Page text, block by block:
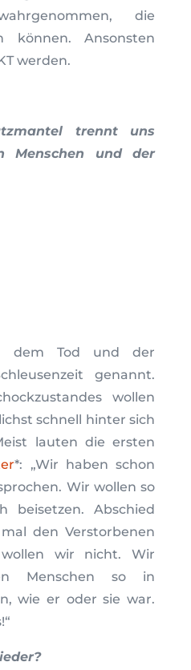
die
können. Ansonsten
werden.
trennt uns
Menschen und der
dem Tod und der
genannt.
wollen
schnell hinter sich
lauten die ersten
*: „Wir haben schon
Wir wollen so
beisetzen. Abschied
den Verstorbenen
wir nicht. Wir
Menschen so in
wie er oder sie war.